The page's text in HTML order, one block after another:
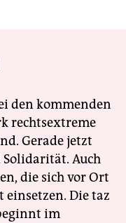
den kommenden
rechtsextreme
Gerade jetzt
Auch
die sich vor Ort
Die taz
im